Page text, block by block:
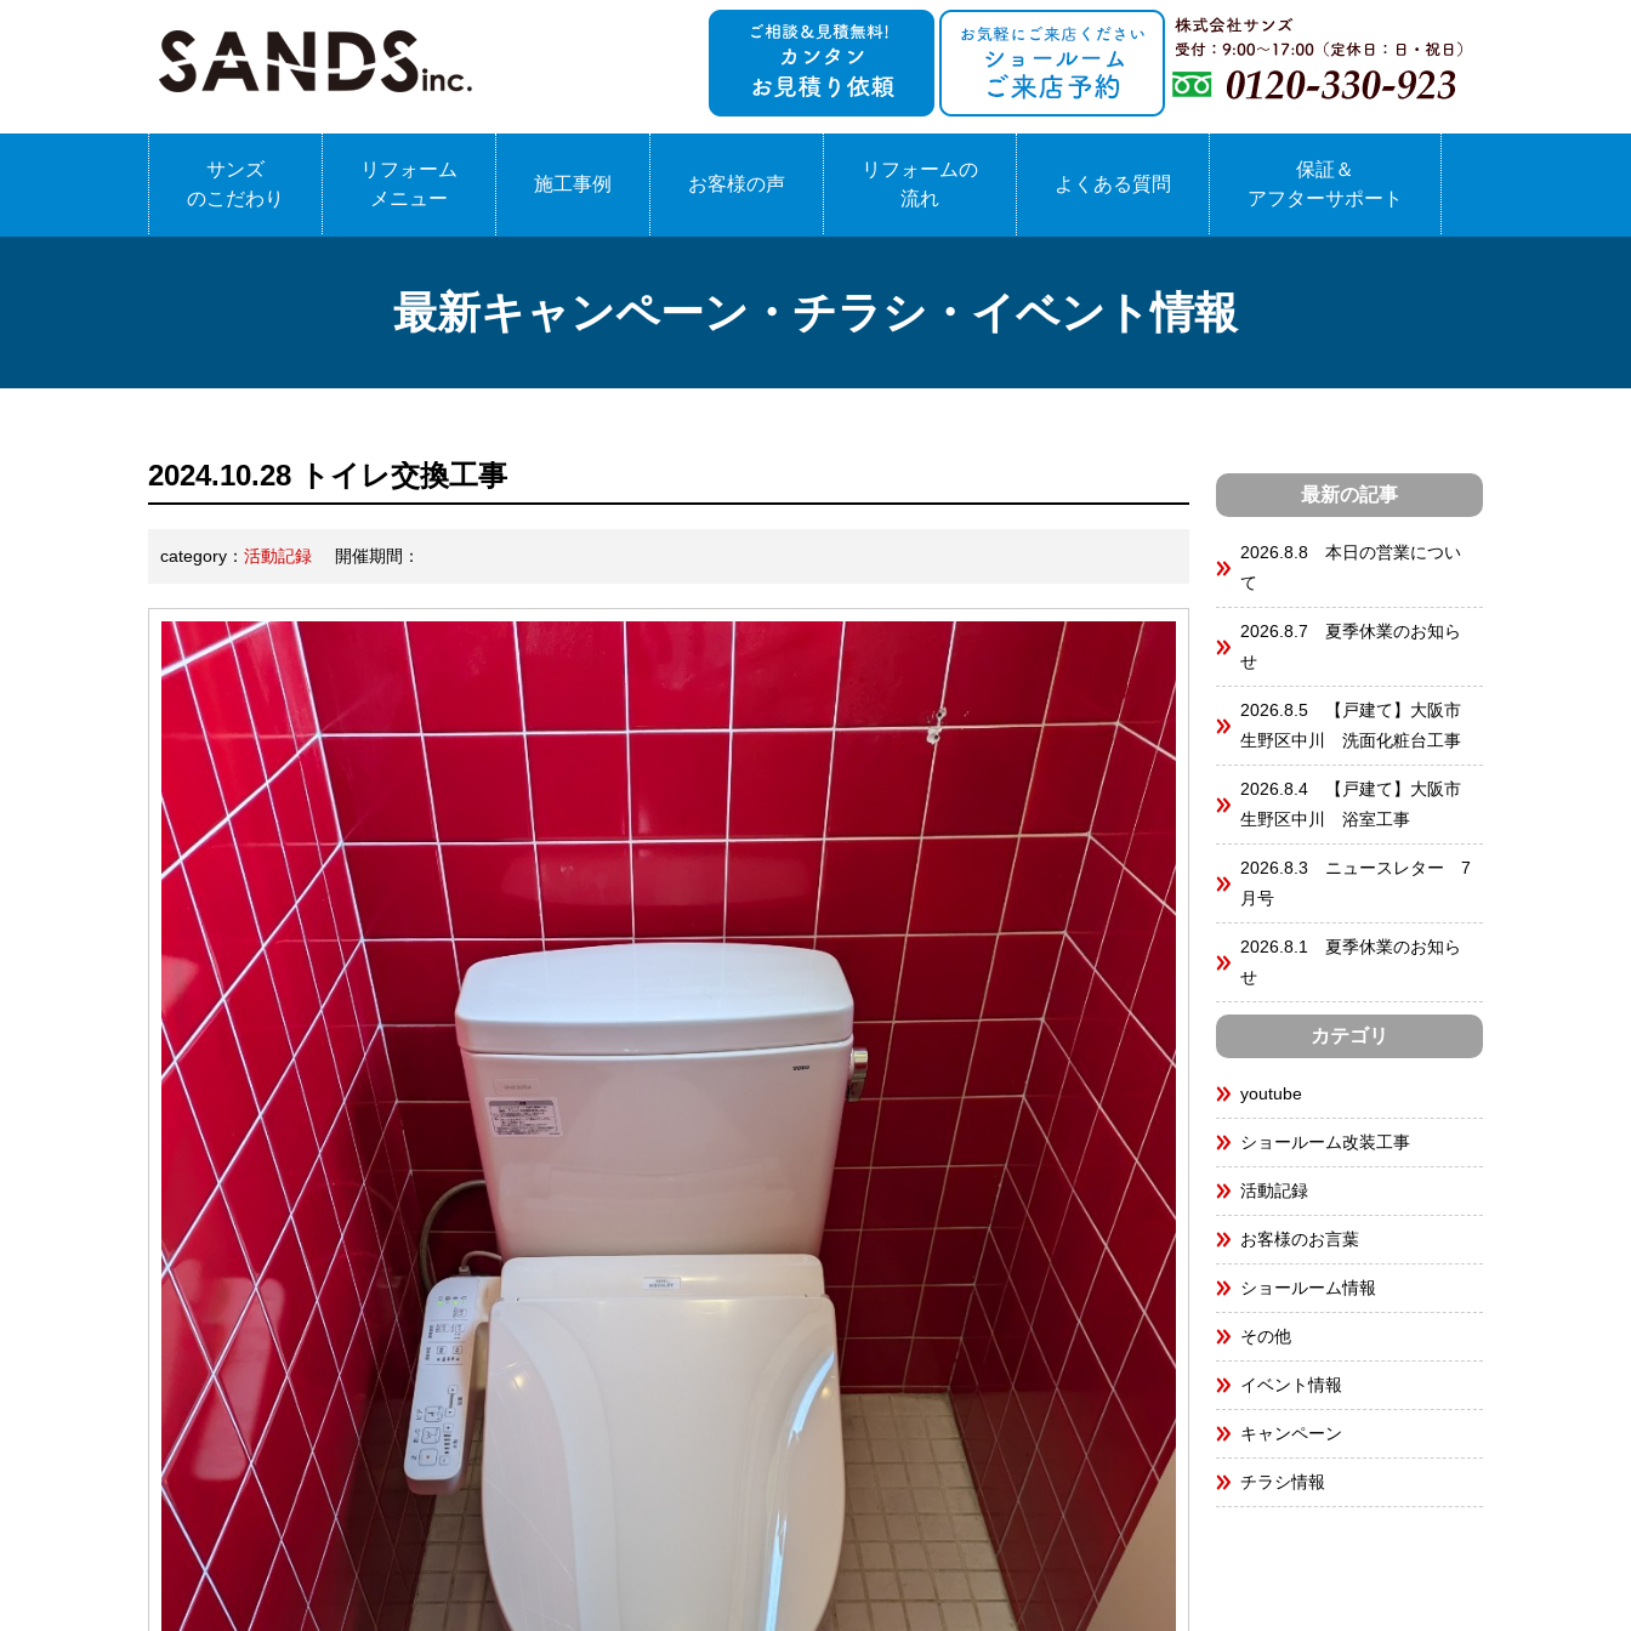
サンズ
のこだわり
リフォーム
メニュー
施工事例 お客様の声
リフォームの
流れ
よくある質問
保証＆
アフターサポート
最新キャンペーン・チラシ・イベント情報
2024.10.28 トイレ交換工事
category： 活動記録 開催期間：
最新の記事
2026.8.8 本日の営業につい
て
2026.8.7 夏季休業のお知ら
せ
2026.8.5 【戸建て】大阪市
生野区中川 洗面化粧台工事
2026.8.4 【戸建て】大阪市
生野区中川 浴室工事
2026.8.3 ニュースレター 7
月号
2026.8.1 夏季休業のお知ら
せ
カテゴリ
youtube
ショールーム改装工事
活動記録
お客様のお言葉
ショールーム情報
その他
イベント情報
キャンペーン
チラシ情報